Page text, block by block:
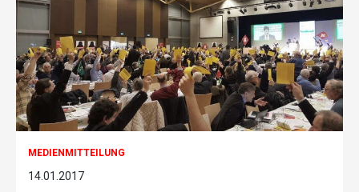
MEDIENMITTEILUNG
14.01.2017